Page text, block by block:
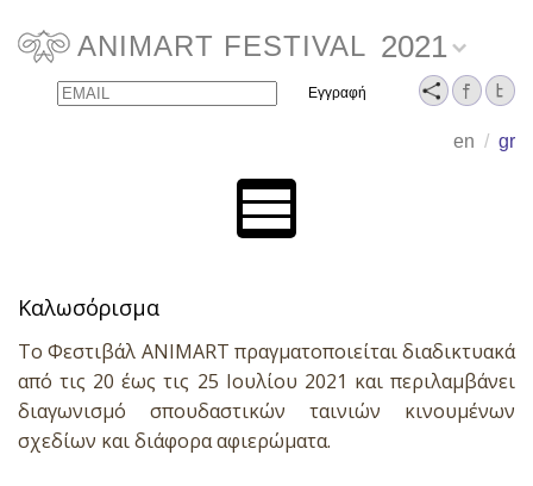
ANIMART FESTIVAL 2021
en / gr
Email Name
Καλωσόρισμα
Το Φεστιβάλ ANIMART πραγματοποιείται διαδικτυακά
από τις 20 έως τις 25 Ιουλίου 2021 καιπεριλαμβάνει
διαγωνισμό σπουδαστικών ταινιών κινουμένων
σχεδίων και διάφορα αφιερώματα.